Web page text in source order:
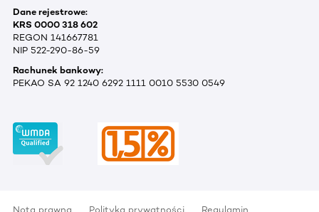
Dane rejestrowe:
KRS 0000 318 602
REGON 141667781
NIP 522-290-86-59
Rachunek bankowy:
PEKAO SA 92 1240 6292 1111 0010 5530 0549
Nota prawna Polityka prywatności Regulamin